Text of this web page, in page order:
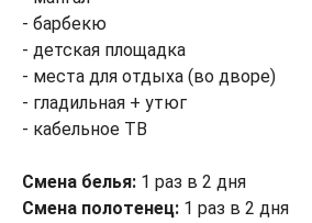
- барбекю
- детская площадка
- места для отдыха (во дворе)
- гладильная + утюг
- кабельное ТВ
Смена белья: 1 раз в 2 дня
Смена полотенец: 1 раз в 2 дня